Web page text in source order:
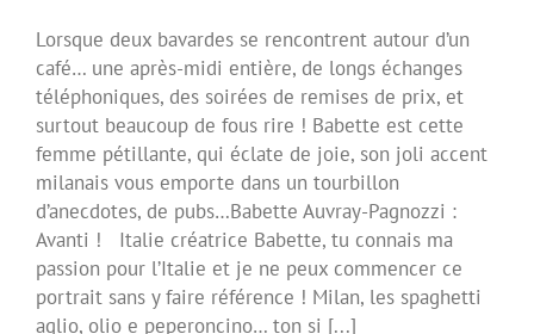
Lorsque deux bavardes se rencontrent autour d’un
café… une après-midi entière, de longs échanges
téléphoniques, des soirées de remises de prix, et
surtout beaucoup de fous rire ! Babette est cette
femme pétillante, qui éclate de joie, son joli accent
milanais vous emporte dans un tourbillon
d’anecdotes, de pubs…Babette Auvray-Pagnozzi :
Avanti ! Italie créatrice Babette, tu connais ma
passion pour l’Italie et je ne peux commencer ce
portrait sans y faire référence ! Milan, les spaghetti
aglio, olio e peperoncino… ton si [...]